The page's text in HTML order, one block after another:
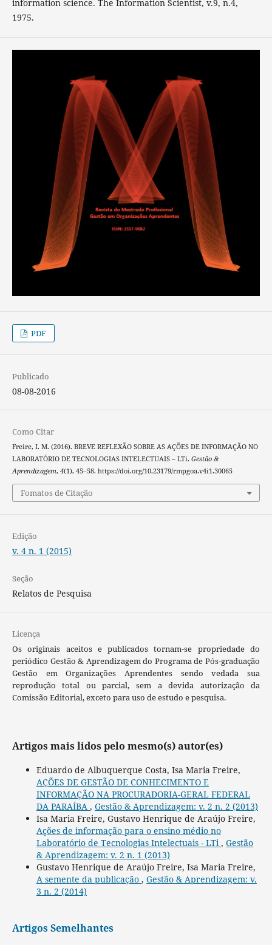
information science. The Information Scientist, v.9, n.4,
1975.
PDF
Publicado
08-08-2016
Como Citar
Freire, I. M. (2016). BREVE REFLEXÃO SOBRE AS AÇÕES DE INFORMAÇÃO NO
LABORATÓRIO DE TECNOLOGIAS INTELECTUAIS – LTi. Gestão &
Aprendizagem, 4(1), 45–58. https://doi.org/10.23179/rmpgoa.v4i1.30065
Fomatos de Citação
Edição
v. 4 n. 1 (2015)
Seção
Relatos de Pesquisa
Licença
Os originais aceitos e publicados tornam-se propriedade do
periódico Gestão & Aprendizagem do Programa de Pós-graduação
Gestão em Organizações Aprendentes sendo vedada sua
reprodução total ou parcial, sem a devida autorização da
Comissão Editorial, exceto para uso de estudo e pesquisa.
Artigos mais lidos pelo mesmo(s) autor(es)
Eduardo de Albuquerque Costa, Isa Maria Freire,
AÇÕES DE GESTÃO DE CONHECIMENTO E
INFORMAÇÃO NA PROCURADORIA-GERAL FEDERAL
DA PARAÍBA , Gestão & Aprendizagem: v. 2 n. 2 (2013)
Isa Maria Freire, Gustavo Henrique de Araújo Freire,
Ações de informação para o ensino médio no
Laboratório de Tecnologias Intelectuais - LTi , Gestão
& Aprendizagem: v. 2 n. 1 (2013)
Gustavo Henrique de Araújo Freire, Isa Maria Freire,
A semente da publicação , Gestão & Aprendizagem: v.
3 n. 2 (2014)
Artigos Semelhantes